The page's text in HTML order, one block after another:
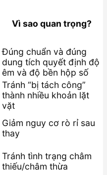
Vì sao quan trọng?
Đúng chuẩn và đúng
dung tích quyết định độ
êm và độ bền hộp số
Tránh “bị tách công”
thành nhiều khoản lặt
vặt
Giảm nguy cơ rò rỉ sau
thay
Tránh tình trạng châm
thiếu/châm thừa